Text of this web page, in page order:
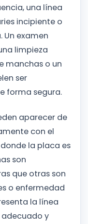
una línea
incipiente o
Un examen
limpieza
manchas o un
ser
forma segura.
aparecer de
con el
la placa es
son
que otras son
o enfermedad
la línea
y